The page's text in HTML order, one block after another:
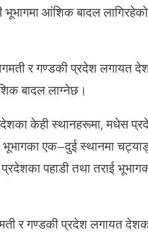
भूभागमा आंशिक बादल
र गण्डकी प्रदेश लगायत
बादल लाग्नेछ।
केही स्थानहरूमा, मधेस
एक–दुई स्थानमा
पहाडी तथा तराई
र गण्डकी प्रदेश लगायत